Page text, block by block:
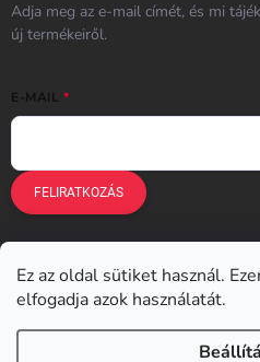
Ez az oldal sütiket használ.
elfogadja azok használatát.
Adja meg az e-mail címét, és mi
új termékeiről.
E-MAIL
FELIRATKOZÁS
Earplugs.cz Earplugs.sk
Earplugs.at